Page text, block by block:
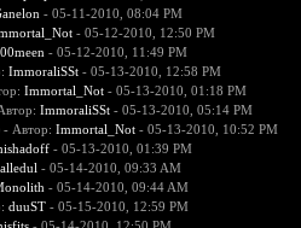
- 05-11-2010, 08:04 PM
- 05-12-2010, 12:50 PM
- 05-12-2010, 11:49 PM
ImmoraliSSt- 05-13-2010, 12:58 PM
Immortal_Not- 05-13-2010, 01:18 PM
ImmoraliSSt- 05-13-2010, 05:14 PM
- Автор: Immortal_Not- 05-13-2010, 10:52 PM
- 05-13-2010, 01:39 PM
- 05-14-2010, 09:33 AM
- 05-14-2010, 09:44 AM
duuST- 05-15-2010, 12:59 PM